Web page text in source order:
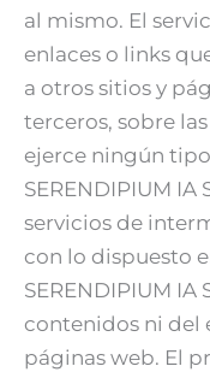
al mismo. El
enlaces o links
a otros sitios y
terceros, sobre las
ejerce ningún
SERENDIPIUM
servicios de
con lo dispuesto
SERENDIPIUM IA
contenidos ni del
páginas web. El